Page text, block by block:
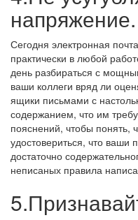
напряжение.
Сегодня электронная
практически в любой
день разбираться с
ваши коллеги вряд ли
ящики письмами с
содержанием, что им
пояснений, чтобы понять,
удостовериться, что ваши
достаточно
неписаных правила